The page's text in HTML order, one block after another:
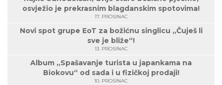
osvježio je prekrasnim blagdanskim spotovima!
17. PROSINAC
Novi spot grupe EoT za božićnu singlicu „Čuješ li
sve je bliže“!
13. PROSINAC
Album „Spašavanje turista u japankama na
Biokovu“ od sada i u fizičkoj prodaji!
10. PROSINAC